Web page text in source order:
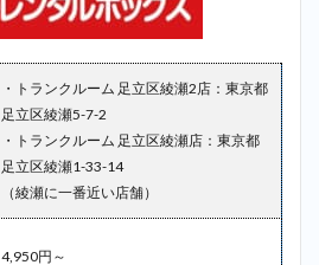
・トランクルーム 足立区綾瀬2店：東京都
足立区綾瀬5-7-2
・トランクルーム 足立区綾瀬店：東京都
足立区綾瀬1-33-14
（綾瀬に一番近い店舗）
4,950円～